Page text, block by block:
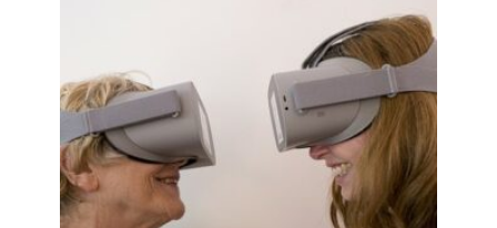
Oséos permet à une personne en
situation de handicap de vivre des
sensations fortes en passant par la
réalité virtuelle.